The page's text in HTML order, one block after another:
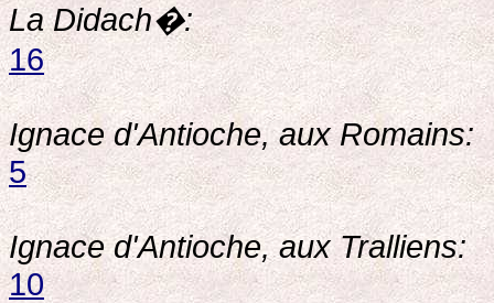
La Didach�:
16
Ignace d'Antioche, aux Romains:
5
Ignace d'Antioche, aux Tralliens:
10